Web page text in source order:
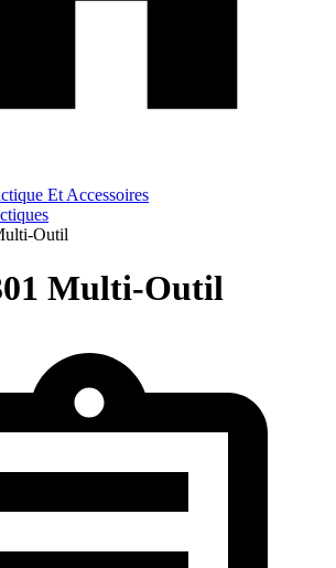
Et Accessoires
Outil
Multi-Outil